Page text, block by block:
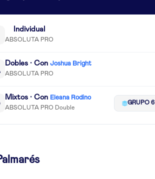
Individual
ABSOLUTA PRO
Dobles · Con Joshua Bright
ABSOLUTA PRO
Mixtos · Con Eleana Rodino
ABSOLUTA PRO Double
GRUPO 6